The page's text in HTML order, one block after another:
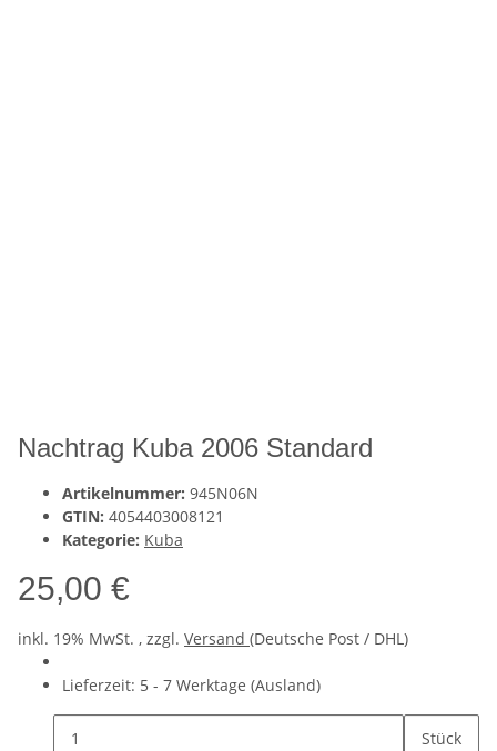
Nachtrag Kuba 2006 Standard
Artikelnummer: 945N06N
GTIN: 4054403008121
Kategorie: Kuba
25,00 €
inkl. 19% MwSt. , zzgl. Versand (Deutsche Post / DHL)
Lieferzeit: 5 - 7 Werktage (Ausland)
Stück